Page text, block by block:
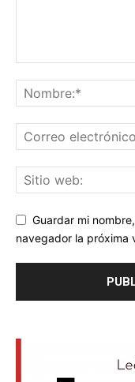
Guardar mi
navegador la próxima